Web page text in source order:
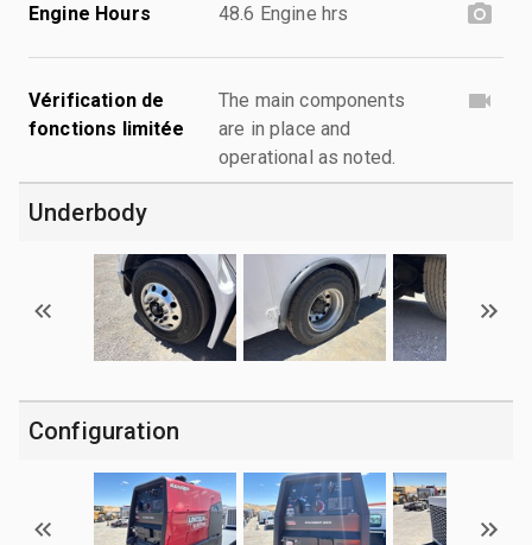
Engine Hours 48.6 Engine hrs
Vérification de
fonctions limitée
The main components
are in place and
operational as noted.
Underbody
Configuration